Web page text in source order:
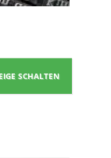
SCHALTEN